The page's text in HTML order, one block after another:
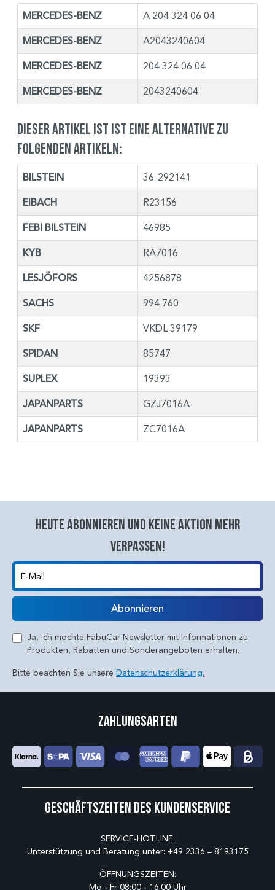
MERCEDES-BENZ A 204 324 06 04
MERCEDES-BENZ A2043240604
MERCEDES-BENZ 204 324 06 04
MERCEDES-BENZ 2043240604
Dieser Artikel ist ist eine Alternative zu
folgenden Artikeln:
BILSTEIN 36-292141
EIBACH R23156
FEBI BILSTEIN 46985
KYB RA7016
LESJÖFORS 4256878
SACHS 994 760
SKF VKDL 39179
SPIDAN 85747
SUPLEX 19393
JAPANPARTS GZJ7016A
JAPANPARTS ZC7016A
Heute abonnieren und keine aktion mehr
verpassen!
E-Mail
Abonnieren
Ja, ich möchte FabuCar Newsletter mit Informationen zu
Produkten, Rabatten und Sonderangeboten erhalten.
Bitte beachten Sie unsere Datenschutzerklärung.
Geschäftszeiten des Kundenservice
SERVICE-HOTLINE:
Unterstützung und Beratung unter: +49 2336 – 8193175
ÖFFNUNGSZEITEN:
Mo - Fr 08:00 - 16:00 Uhr
Zahlungsarten